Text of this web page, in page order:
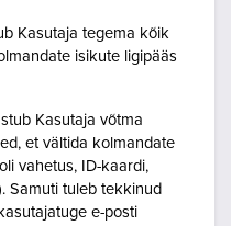
Kasutaja tegema kõik
isikute ligipääs
Kasutaja võtma
et vältida kolmandate
vahetus, ID-kaardi,
Samuti tuleb tekkinud
e-posti